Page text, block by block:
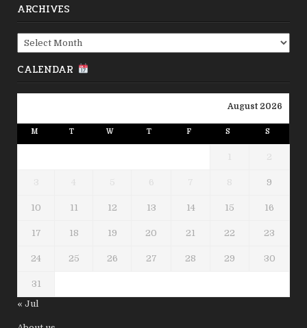
ARCHIVES
Archives
CALENDAR
August 2026
M T W T F S S
1 2
3 4 5 6 7 8 9
10 11 12 13 14 15 16
17 18 19 20 21 22 23
24 25 26 27 28 29 30
31
« Jul